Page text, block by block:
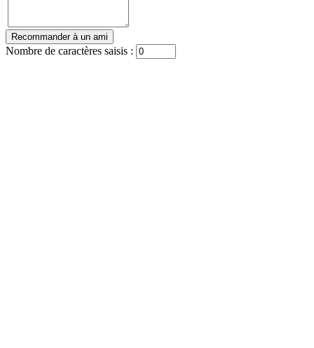
Nombre de caractères saisis :